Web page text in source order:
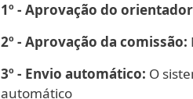
1º - Aprovação do
2º - Aprovação da comissão:
3º - Envio automático: O
automático